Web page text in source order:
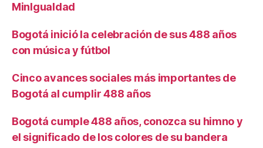
MinIgualdad
Bogotá inició la celebración de sus 488 años
con música y fútbol
Cinco avances sociales más importantes de
Bogotá al cumplir 488 años
Bogotá cumple 488 años, conozca su himno y
el significado de los colores de su bandera